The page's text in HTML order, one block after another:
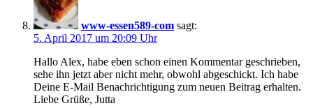
www-essen589-com sagt:
5. April 2017 um 20:09 Uhr
Hallo Alex, habe eben schon einen Kommentar geschrieben,
sehe ihn jetzt aber nicht mehr, obwohl abgeschickt. Ich habe
Deine E-Mail Benachrichtigung zum neuen Beitrag erhalten.
Liebe Grüße, Jutta